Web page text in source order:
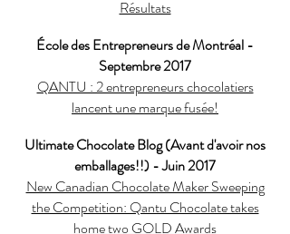
Résultats
École des Entrepreneurs de Montréal -
Septembre 2017
QANTU : 2 entrepreneurs chocolatiers
lancent une marque fusée!
Ultimate Chocolate Blog (Avant d'avoir nos
emballages!!) - Juin 2017
New Canadian Chocolate Maker Sweeping
the Competition: Qantu Chocolate takes
home two GOLD Awards